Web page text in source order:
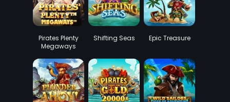
Pirates Plenty
Megaways
Shifting Seas Epic Treasure